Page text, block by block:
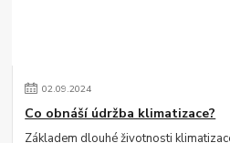
02.09.2024
Co obnáší údržba klimatizace?
Základem dlouhé životnosti